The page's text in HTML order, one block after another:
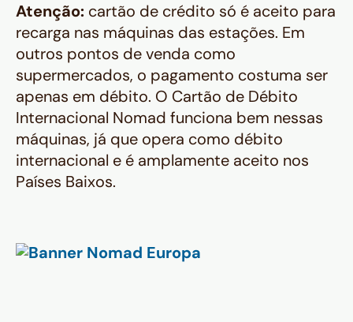
Atenção: cartão de crédito só é aceito para
recarga nas máquinas das estações. Em
outros pontos de venda como
supermercados, o pagamento costuma ser
apenas em débito. O Cartão de Débito
Internacional Nomad funciona bem nessas
máquinas, já que opera como débito
internacional e é amplamente aceito nos
Países Baixos.